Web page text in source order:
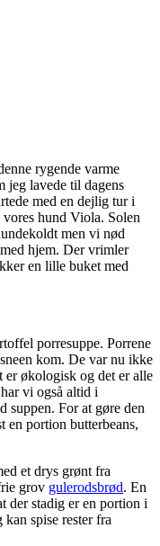
rygende varme
jeg lavede til dagens
med en dejlig tur i
vores hund Viola. Solen
men vi nød
hjem. Der vrimler
en lille buket med
porresuppe. Porrene
kom. De var nu ikke
er økologisk og det er alle
vi også altid i
suppen. For at gøre den
en portion butterbeans,
et drys grønt fra
grov gulerodsbrød. En
der stadig er en portion i
spise rester fra